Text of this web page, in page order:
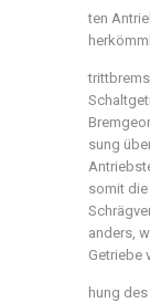
ten
sung
somit
anders,
Getriebe
hung